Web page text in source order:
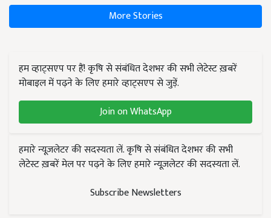
More Stories
हम व्हाट्सएप पर हैं! कृषि से संबंधित देशभर की सभी लेटेस्ट ख़बरें
मोबाइल में पढ़ने के लिए हमारे व्हाट्सएप से जुड़ें.
Join on WhatsApp
हमारे न्यूज़लेटर की सदस्यता लें. कृषि से संबंधित देशभर की सभी
लेटेस्ट ख़बरें मेल पर पढ़ने के लिए हमारे न्यूज़लेटर की सदस्यता लें.
Subscribe Newsletters